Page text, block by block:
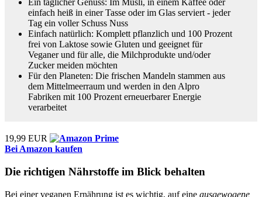
Ein täglicher Genuss: Im Müsli, in einem Kaffee oder
einfach heiß in einer Tasse oder im Glas serviert - jeder
Tag ein voller Schuss Nuss
Einfach natürlich: Komplett pflanzlich und 100 Prozent
frei von Laktose sowie Gluten und geeignet für
Veganer und für alle, die Milchprodukte und/oder
Zucker meiden möchten
Für den Planeten: Die frischen Mandeln stammen aus
dem Mittelmeerraum und werden in den Alpro
Fabriken mit 100 Prozent erneuerbarer Energie
verarbeitet
19,99 EUR
Bei Amazon kaufen
Die richtigen Nährstoffe im Blick behalten
Bei einer veganen Ernährung ist es wichtig, auf eine ausgewogene